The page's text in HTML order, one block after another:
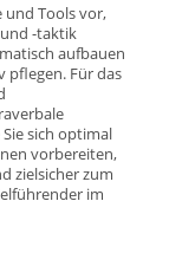
und Tools vor,
-taktik
aufbauen
pflegen. Für das
sich optimal
vorbereiten,
zielsicher zum
im